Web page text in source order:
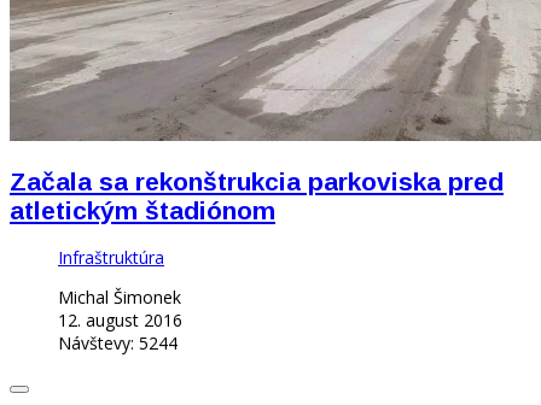
Začala sa rekonštrukcia parkoviska pred
atletickým štadiónom
Infraštruktúra
Michal Šimonek
12. august 2016
Návštevy: 5244